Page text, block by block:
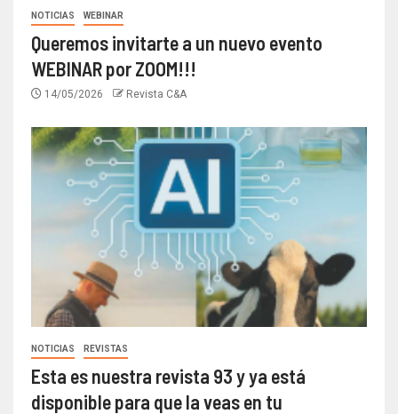
NOTICIAS WEBINAR
Queremos invitarte a un nuevo evento
WEBINAR por ZOOM!!!
14/05/2026 Revista C&A
NOTICIAS REVISTAS
Esta es nuestra revista 93 y ya está
disponible para que la veas en tu